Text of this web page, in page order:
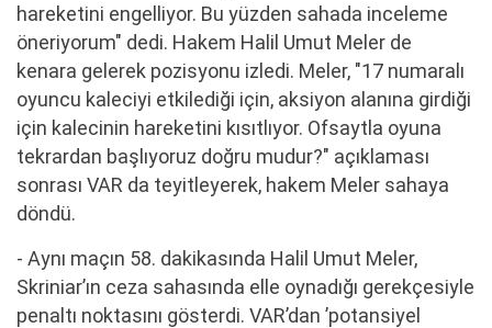
hareketini engelliyor. Bu yüzden sahada inceleme
öneriyorum" dedi. Hakem Halil Umut Meler de
kenara gelerek pozisyonu izledi. Meler, "17 numaralı
oyuncu kaleciyi etkilediği için, aksiyon alanına girdiği
için kalecinin hareketini kısıtlıyor. Ofsaytla oyuna
tekrardan başlıyoruz doğru mudur?" açıklaması
sonrası VAR da teyitleyerek, hakem Meler sahaya
döndü.
- Aynı maçın 58. dakikasında Halil Umut Meler,
Skriniar’ın ceza sahasında elle oynadığı gerekçesiyle
penaltı noktasını gösterdi. VAR’dan ’potansiyel